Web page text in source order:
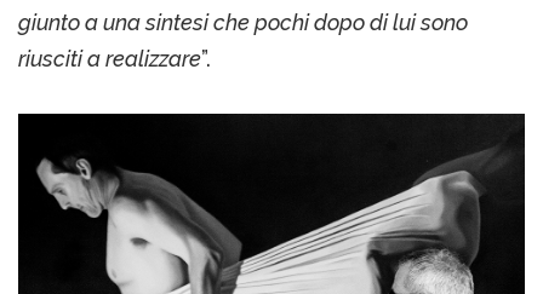
giunto a una sintesi che pochi dopo di lui sono
riusciti a realizzare”.